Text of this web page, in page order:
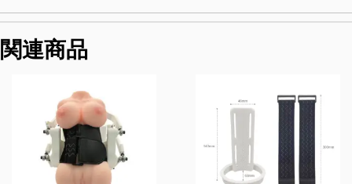
関連商品